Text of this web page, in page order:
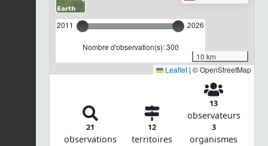
2011 2026
Nombre d'observation(s): 300
10 km
Leaflet | © OpenStreetMap
21
observations
12
territoires
13
observateurs
3
organismes